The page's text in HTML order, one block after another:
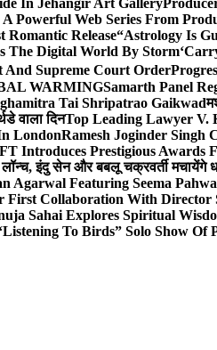
In Jehangir Art Gallery
Powerful Web Series From
Romantic Release“Astrology Is
The Digital World By Storm
And Supreme Court Order
WARMINGSamarth Panel
Tai Shripatrao Gaikwad
वाला दिनTop Leading Lawyer V.
LondonRamesh Joginder Singh
Introduces Prestigious Awards
लॉन्च, इंदु सेन और बबलू चक्रवर्ती मचायेंगे
Agarwal Featuring Seema
First Collaboration With Director
Sahai Explores Spiritual
To Birds” Solo Show Of